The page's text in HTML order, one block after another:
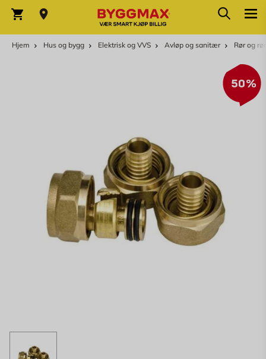
Varekurv Søk
Hjem Hus og bygg Elektrisk og VVS Avløp og sanitær Rør og
50%